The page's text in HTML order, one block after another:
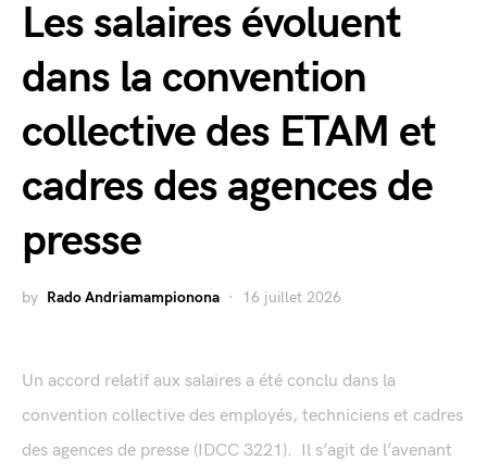
Les salaires évoluent
dans la convention
collective des ETAM et
cadres des agences de
presse
by Rado Andriamampionona 16 juillet 2026
Un accord relatif aux salaires a été conclu dans la
convention collective des employés, techniciens et cadres
des agences de presse (IDCC 3221). Il s’agit de l’avenant